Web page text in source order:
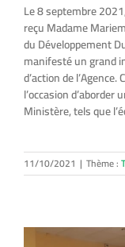
Le 8 septembre
reçu Madame
du Développement
manifesté un grand
d’action de
l’occasion
Ministère, tels que
11/10/2021 | Thème :